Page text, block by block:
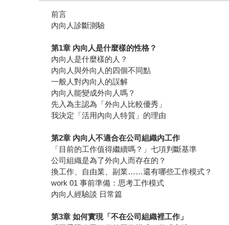
前言
內向人診斷測驗
第1章 內向人是什麼樣的性格？
內向人是什麼樣的人？
內向人與外向人的四個不同點
一般人對內向人的誤解
內向人能變成外向人嗎？
先入為主認為「外向人比較優秀」
我決定「活用內向人特質」的理由
第2章 內向人不適合在公司組織內工作
「目前的工作值得繼續嗎？」七項判斷基準
公司組織是為了外向人而存在的？
換工作、自由業、副業……還有哪些工作模式？
work 01 事前準備：思考工作模式
內向人經驗談 日常篇
第3章 如何實現「不在公司組織裡工作」